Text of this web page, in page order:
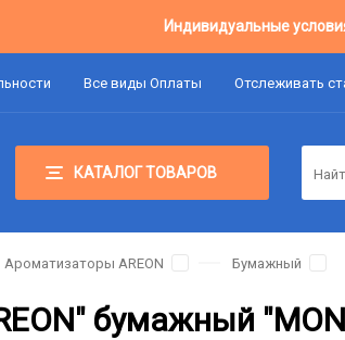
Индивидуальные
Все виды Оплаты Отслеживать
КАТАЛОГ ТОВАРОВ
Ароматизаторы AREON Бумажный
бумажный